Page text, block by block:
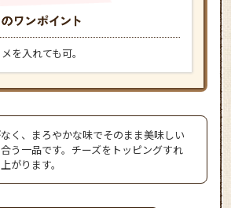
を入れても可。
く、まろやかな味でそのまま美味しい
う一品です。チーズをトッピングすれ
がります。